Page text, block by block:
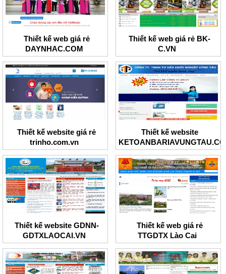
Thiết kế web giá rẻ
DAYNHAC.COM
Thiết kế web giá rẻ BK-
C.VN
Thiết kế website giá rẻ
trinho.com.vn
Thiết kế website
Thiết kế website GDNN-
GDTXLAOCAI.VN
Thiết kế web giá rẻ
TTGDTX Lào Cai